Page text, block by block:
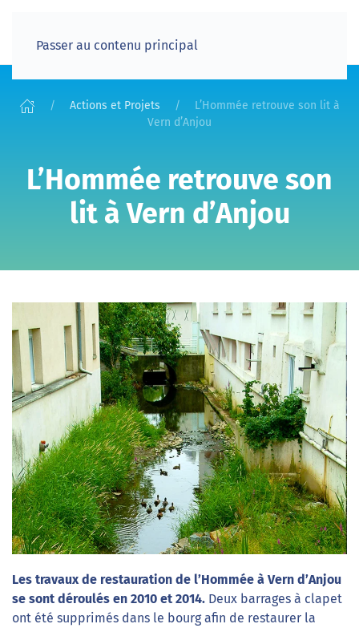
Passer au contenu principal
Actions et Projets
L’Hommée retrouve son lit à
Vern d’Anjou
L’Hommée retrouve son
lit à Vern d’Anjou
Les travaux de restauration de l’Hommée à Vern d’Anjou
se sont déroulés en 2010 et 2014. Deux barrages à clapet
ont été supprimés dans le bourg afin de restaurer la